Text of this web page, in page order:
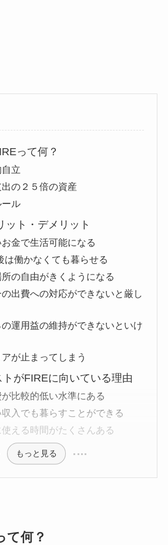
って何？
立
の２５倍の資産
ール
ット・デメリット
金で生活可能になる
は働かなくても暮らせる
の自由がきくようになる
出費への対応ができないと厳し
運用益の維持ができないといけ
が止まってしまう
トがFIREに向いている理由
比較的低い水準にある
入でも暮らすことができる
使える時間がたくさんある
もっと見る
て何？